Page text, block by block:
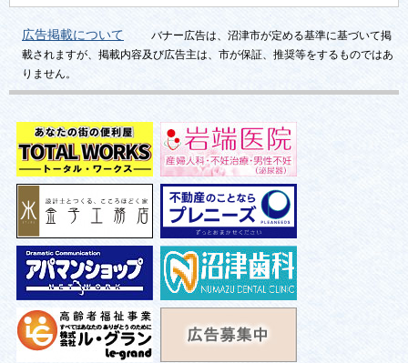
広告掲載について
バナー広告は、沼津市が定める基準に基づいて掲
載されますが、掲載内容及び広告主は、市が保証、推奨等をするものではあ
りません。